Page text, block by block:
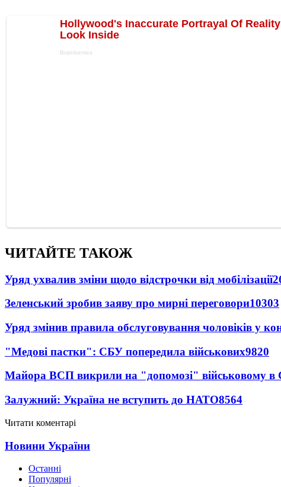
ЧИТАЙТЕ ТАКОЖ
Уряд ухвалив зміни щодо відстрочки від мобілізації
Зеленський зробив заяву про мирні переговори10303
Уряд змінив правила обслуговування чоловіків у
"Медові пастки": СБУ попередила військових9820
Майора ВСП викрили на "допомозі" військовому в
Залужний: Україна не вступить до НАТО8564
Читати коментарі
Новини України
Останні
Популярні